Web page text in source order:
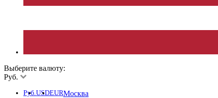
Выберите валюту:
Руб.
Руб.USDEURМосква